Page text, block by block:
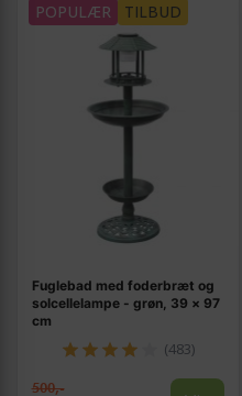
POPULÆR TILBUD
Fuglebad med foderbræt og
solcellelampe - grøn, 39 × 97
cm
(483)
500,-